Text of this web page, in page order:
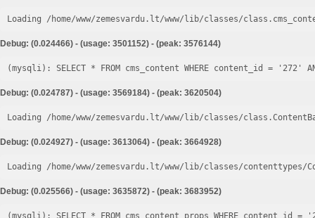
Loading /home/www/zemesvardu.lt/www/lib/classes/
Debug: (0.024466) - (usage: 3501152) - (peak: 3576144)
Debug: (0.024787) - (usage: 3569184) - (peak: 3620504)
Loading /home/www/zemesvardu.lt/www/lib/classes/
Debug: (0.024927) - (usage: 3613064) - (peak: 3664928)
Loading /home/www/zemesvardu.lt/www/lib/classes/
Debug: (0.025566) - (usage: 3635872) - (peak: 3683952)